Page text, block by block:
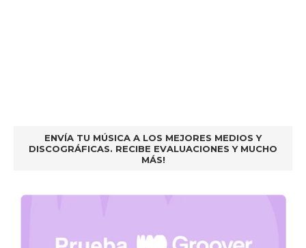
ENVÍA TU MÚSICA A LOS MEJORES MEDIOS Y
DISCOGRÁFICAS. RECIBE EVALUACIONES Y MUCHO
MÁS!